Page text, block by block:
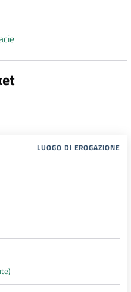
LUOGO DI EROGAZIONE